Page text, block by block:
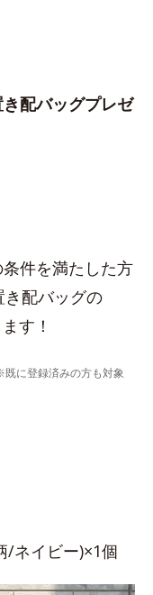
き配バッグプレゼ
件を満たした方
き配バッグの
す！
に登録済みの方も対象
/ネイビー)×1個